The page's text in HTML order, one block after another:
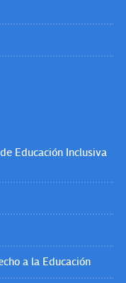
Educación Inclusiva
a la Educación